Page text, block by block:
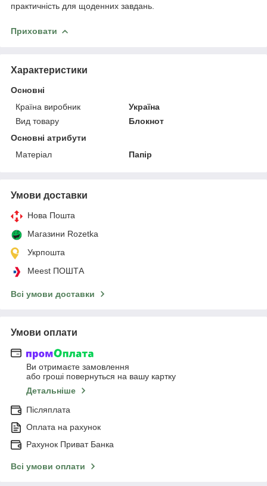
практичність для щоденних завдань.
Приховати
Характеристики
Основні
Країна виробник
Україна
Вид товару
Блокнот
Основні атрибути
Матеріал
Папір
Умови доставки
Нова Пошта
Магазини Rozetka
Укрпошта
Meest ПОШТА
Всі умови доставки
Умови оплати
Ви отримаєте замовлення
або гроші повернуться на вашу картку
Детальніше
Післяплата
Оплата на рахунок
Рахунок Приват Банка
Всі умови оплати